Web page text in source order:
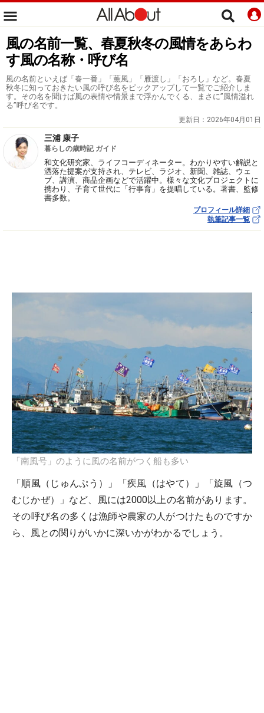
風の名前一覧、春夏秋冬の風情をあらわ
す風の名称・呼び名
風の名前といえば「春一番」「薫風」「雁渡し」「おろし」など。春夏
秋冬に知っておきたい風の呼び名をピックアップして一覧でご紹介しま
す。その名を聞けば風の表情や情景まで浮かんでくる、まさに”風情溢れ
る”呼び名です。
更新日： 2026年04月01日
三浦 康子
暮らしの歳時記 ガイド
和文化研究家、ライフコーディネーター。わかりやすい解説と
洒落た提案が支持され、テレビ、ラジオ、新聞、雑誌、ウェ
ブ、講演、商品企画などで活躍中。様々な文化プロジェクトに
携わり、子育て世代に「行事育」を提唱している。著書、監修
書多数。
プロフィール詳細
執筆記事一覧
「南風号」のように風の名前がつく船も多い
「順風（じゅんぷう）」「疾風（はやて）」「旋風（つ
むじかぜ）」など、風には2000以上の名前があります。
その呼び名の多くは漁師や農家の人がつけたものですか
ら、風との関りがいかに深いかがわかるでしょう。